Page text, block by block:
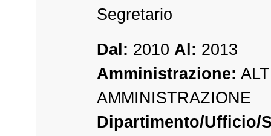
Segretario
Dal: 2010 Al: 2013
Amministrazione:
AMMINISTRAZIONE
Dipartimento/Ufficio/